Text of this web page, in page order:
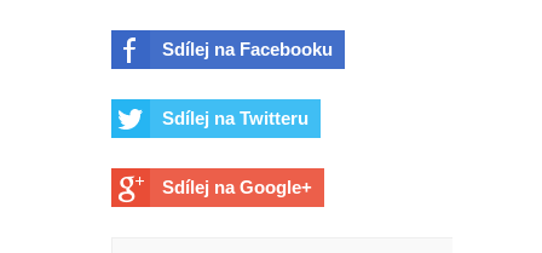
Sdílej na Facebooku
Sdílej na Twitteru
Sdílej na Google+